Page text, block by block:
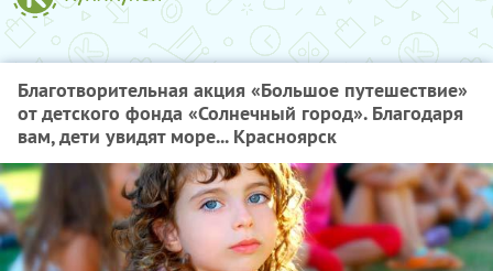
Благотворительная акция «Большое путешествие»
от детского фонда «Солнечный город». Благодаря
вам, дети увидят море... Красноярск